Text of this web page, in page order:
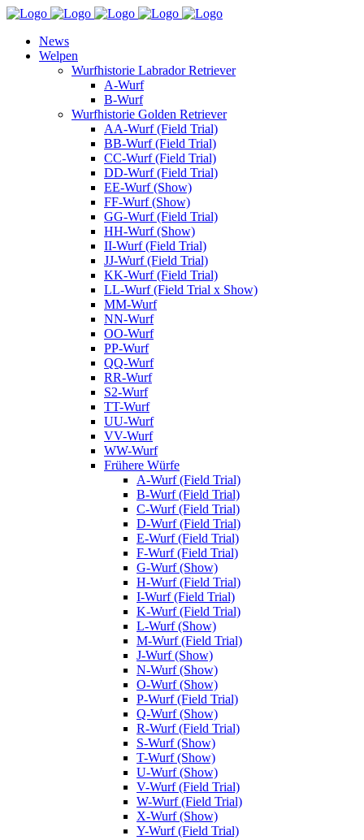
News
Welpen
Wurfhistorie Labrador Retriever
A-Wurf
B-Wurf
Wurfhistorie Golden Retriever
AA-Wurf (Field Trial)
BB-Wurf (Field Trial)
CC-Wurf (Field Trial)
DD-Wurf (Field Trial)
EE-Wurf (Show)
FF-Wurf (Show)
GG-Wurf (Field Trial)
HH-Wurf (Show)
II-Wurf (Field Trial)
JJ-Wurf (Field Trial)
KK-Wurf (Field Trial)
LL-Wurf (Field Trial x Show)
MM-Wurf
NN-Wurf
OO-Wurf
PP-Wurf
QQ-Wurf
RR-Wurf
S2-Wurf
TT-Wurf
UU-Wurf
VV-Wurf
WW-Wurf
Frühere Würfe
A-Wurf (Field Trial)
B-Wurf (Field Trial)
C-Wurf (Field Trial)
D-Wurf (Field Trial)
E-Wurf (Field Trial)
F-Wurf (Field Trial)
G-Wurf (Show)
H-Wurf (Field Trial)
I-Wurf (Field Trial)
K-Wurf (Field Trial)
L-Wurf (Show)
M-Wurf (Field Trial)
J-Wurf (Show)
N-Wurf (Show)
O-Wurf (Show)
P-Wurf (Field Trial)
Q-Wurf (Show)
R-Wurf (Field Trial)
S-Wurf (Show)
T-Wurf (Show)
U-Wurf (Show)
V-Wurf (Field Trial)
W-Wurf (Field Trial)
X-Wurf (Show)
Y-Wurf (Field Trial)